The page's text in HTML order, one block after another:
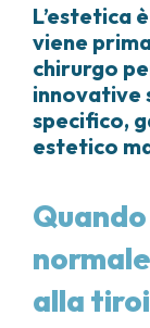
L’estetica
viene
chirurgo
innovative
specifico,
estetico
alla